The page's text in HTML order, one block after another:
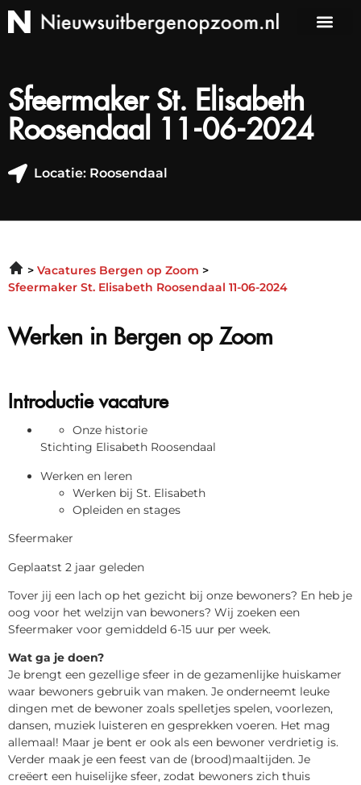
Sfeermaker St. Elisabeth
Roosendaal 11-06-2024
Locatie: Roosendaal
Vacatures Bergen op Zoom
Sfeermaker St. Elisabeth Roosendaal 11-06-2024
Werken in Bergen op Zoom
Introductie vacature
Onze historie
Stichting Elisabeth Roosendaal
Werken en leren
Werken bij St. Elisabeth
Opleiden en stages
Sfeermaker
Geplaatst 2 jaar geleden
Tover jij een lach op het gezicht bij onze bewoners? En heb je
oog voor het welzijn van bewoners? Wij zoeken een
Sfeermaker voor gemiddeld 6-15 uur per week.
Wat ga je doen?
Je brengt een gezellige sfeer in de gezamenlijke huiskamer
waar bewoners gebruik van maken. Je onderneemt leuke
dingen met de bewoner zoals spelletjes spelen, voorlezen,
dansen, muziek luisteren en gesprekken voeren. Het mag
allemaal! Maar je bent er ook als een bewoner verdrietig is.
Verder maak je een feest van de (brood)maaltijden. Je
creëert een huiselijke sfeer, zodat bewoners zich thuis